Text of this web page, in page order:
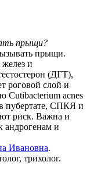
прыщи?
прыщи.
и
(ДГТ),
роговой слой и
Cutibacterium acnes
пубертате, СПКЯ и
риск. Важна и
андрогенам и
Ивановна.
трихолог.